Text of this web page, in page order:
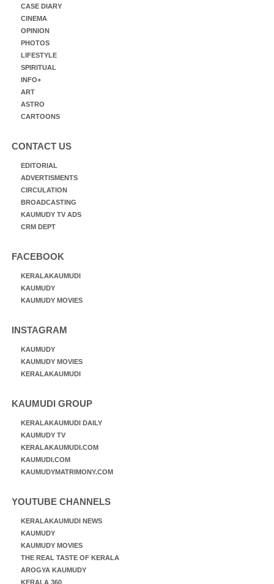
CASE DIARY
CINEMA
OPINION
PHOTOS
LIFESTYLE
SPIRITUAL
INFO+
ART
ASTRO
CARTOONS
CONTACT US
EDITORIAL
ADVERTISMENTS
CIRCULATION
BROADCASTING
KAUMUDY TV ADS
CRM DEPT
FACEBOOK
KERALAKAUMUDI
KAUMUDY
KAUMUDY MOVIES
INSTAGRAM
KAUMUDY
KAUMUDY MOVIES
KERALAKAUMUDI
KAUMUDI GROUP
KERALAKAUMUDI DAILY
KAUMUDY TV
KERALAKAUMUDI.COM
KAUMUDI.COM
KAUMUDYMATRIMONY.COM
YOUTUBE CHANNELS
KERALAKAUMUDI NEWS
KAUMUDY
KAUMUDY MOVIES
THE REAL TASTE OF KERALA
AROGYA KAUMUDY
KERALA 360